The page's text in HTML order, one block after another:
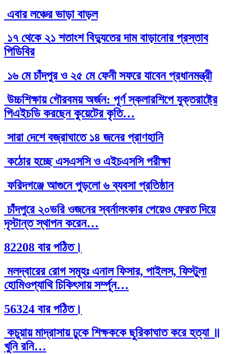
এবার লঞ্চের ভাড়া বাড়ল
১৭ থেকে ২১ শতাংশ বিদ্যুতের দাম বাড়ানোর প্রস্তাব
পিডিবির
১৬ মে চাঁদপুর ও ২৫ মে ফেনী সফরে যাবেন প্রধানমন্ত্রী
উচ্চশিক্ষায় গৌরবময় অর্জন: পূর্ণ স্কলারশিপে যুক্তরাষ্ট্রে
পিএইচডি করছেন কুয়েটের কৃতি…
সারা দেশে বজ্রাঘাতে ১৪ জনের প্রাণহানি
কঠোর হচ্ছে এসএসসি ও এইচএসসি পরীক্ষা
ফরিদগঞ্জে আগুনে পুড়লো ৬ ব্যবসা প্রতিষ্ঠান
চাঁদপুরে ২০ভরি ওজনের স্বর্নালংকার পেয়েও ফেরত দিয়ে
দৃস্টান্ত স্থাপন করেন…
82208 বার পঠিত।
মলদ্বারের রোগ সমূহঃ এনাল ফিসার, পাইলস, ফিস্টুলা
হোমিওপ্যাথি চিকিৎসায় সর্ম্পূন…
56324 বার পঠিত।
কচুয়ায় মাদ্রাসায় ঢুকে শিক্ষককে ছুরিকাঘাত করে হত্যা ॥
খুনি রনি…